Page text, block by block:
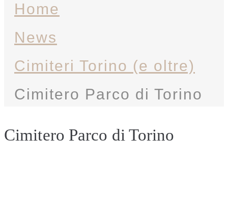
Home
News
Cimiteri Torino (e oltre)
Cimitero Parco di Torino
Cimitero Parco di Torino